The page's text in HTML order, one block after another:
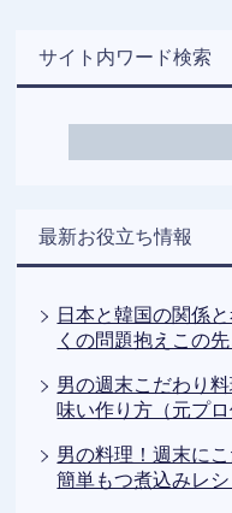
サイト内ワード検索
最新お役立ち情報
日本と韓国の関係
くの問題抱えこの
男の週末こだわり
味い作り方（元プロ
男の料理！週末に
簡単もつ煮込みレ